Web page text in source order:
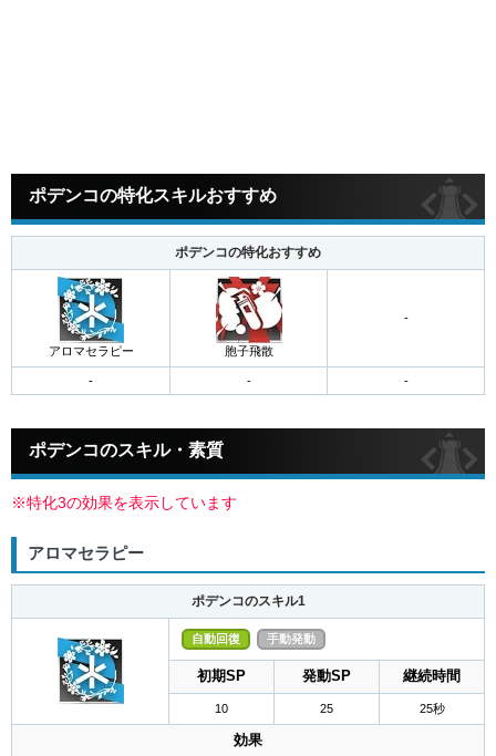
ポデンコの特化スキルおすすめ
ポデンコの特化おすすめ
アロマセラピー 胞子飛散
-
ポデンコのスキル・素質
※特化3の効果を表示しています
アロマセラピー
ポデンコのスキル1
自動回復 手動発動
初期SP 発動SP 継続時間
10 25 25秒
効果